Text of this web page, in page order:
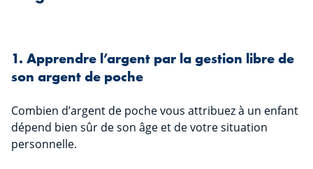
1. Apprendre l’argent par la gestion libre de
son argent de poche
Combien d’argent de poche vous attribuez à un enfant
dépend bien sûr de son âge et de votre situation
personnelle.